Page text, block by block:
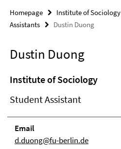
Homepage Institute of Sociology
Assistants
Dustin Duong
Dustin Duong
Institute of Sociology
Student Assistant
Email
d.duong@fu-berlin.de